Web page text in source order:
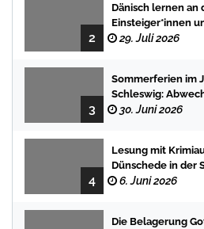
2
Dänisch lernen an
Einsteiger*innen
29. Juli 2026
3
Sommerferien im
Schleswig:
Programm für
30. Juni 2026
4
Lesung mit
Dünschede in der
Stadtbücherei
6. Juni 2026
Die Belagerung